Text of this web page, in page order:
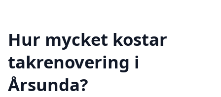
Hur mycket kostar
takrenovering i
Årsunda?